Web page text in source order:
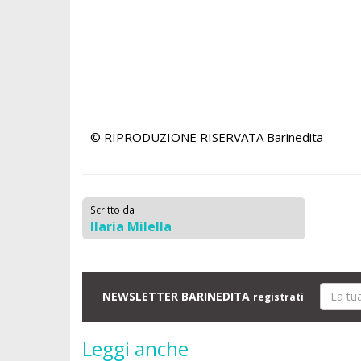
© RIPRODUZIONE RISERVATA Barinedita
Scritto da
Ilaria Milella
NEWSLETTER BARINEDITA registrati
Leggi anche